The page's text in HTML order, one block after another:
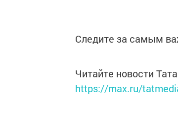
Следите за самым
Читайте новости
https://max.ru/